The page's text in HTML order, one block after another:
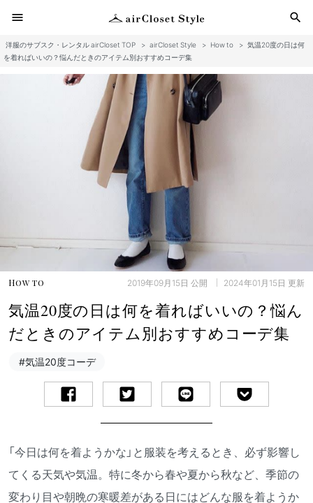
menu search
検
洋服のサブスク・レンタル airCloset TOP > airCloset Style > How to > 気温20度の日は何
を着ればいいの？悩んだときのアイテム別おすすめコーデ集
How to 2019年09月15日 公開 2024年01月15日 更新
気温20度の日は何を着ればいいの？悩ん
だときのアイテム別おすすめコーデ集
#気温20度コーデ
「今日は何を着ようかな」と服装を考えるとき、必ず影響し
てくる天気や気温。特に冬から春や夏から秋など、季節の
変わり目や朝晩の寒暖差がある日にはどんな服を着ようか